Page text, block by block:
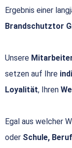
Ergebnis einer
Brandschutztor
Unsere
setzen auf Ihre
Loyalität, Ihren
Egal aus welcher
oder Schule,